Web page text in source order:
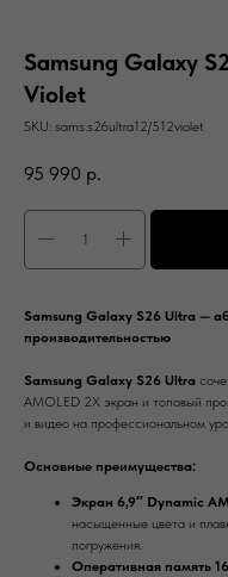
Samsung Galaxy
Violet
SKU: sams.s26ultra12/512violet
95 990 р.
Samsung Galaxy S26 Ultra —
производительностью
Samsung Galaxy S26 Ultra
AMOLED 2X экран и топовый
и видео на профессиональном
Основные преимущества:
Экран 6,9″ Dynamic
насыщенные цвета и
погружения.
Оперативная память